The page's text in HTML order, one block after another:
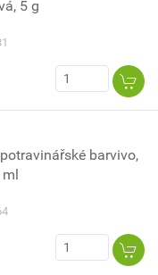
5 g
barvivo,
ml